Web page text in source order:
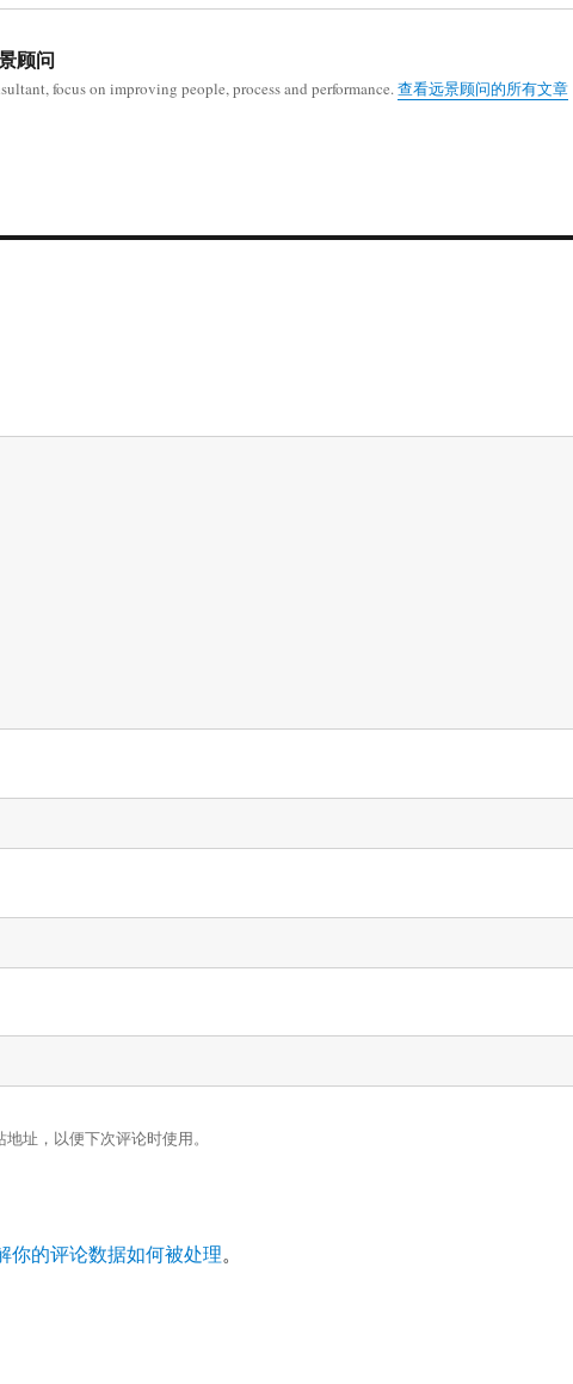
顾问
focus on improving people, process and performance.查看远景顾问的所有文章
址，以便下次评论时使用。
你的评论数据如何被处理。